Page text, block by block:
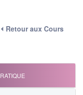
⏴ Retour aux Cours